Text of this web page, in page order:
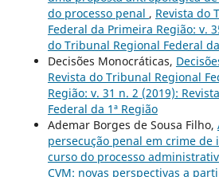
do processo penal , Revista do
Federal da Primeira Região: v.
do Tribunal Regional Federal
Decisões Monocráticas,
Revista do Tribunal Regional
Região: v. 31 n. 2 (2019):
Federal da 1ª Região
Ademar Borges de Sousa Filho,
persecução penal em crime
curso do processo
CVM: novas perspectivas a